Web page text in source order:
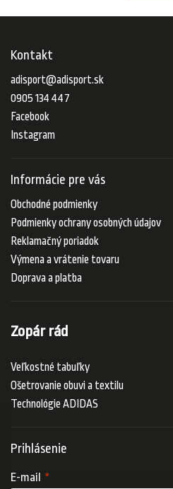
Kontakt
adisport@adisport.sk
0905 134 447
Facebook
Instagram
Informácie pre vás
Obchodné podmienky
Podmienky ochrany osobných údajov
Reklamačný poriadok
Výmena a vrátenie tovaru
Doprava a platba
Zopár rád
Veľkostné tabuľky
Ošetrovanie obuvi a textilu
Technológie ADIDAS
Prihlásenie
E-mail